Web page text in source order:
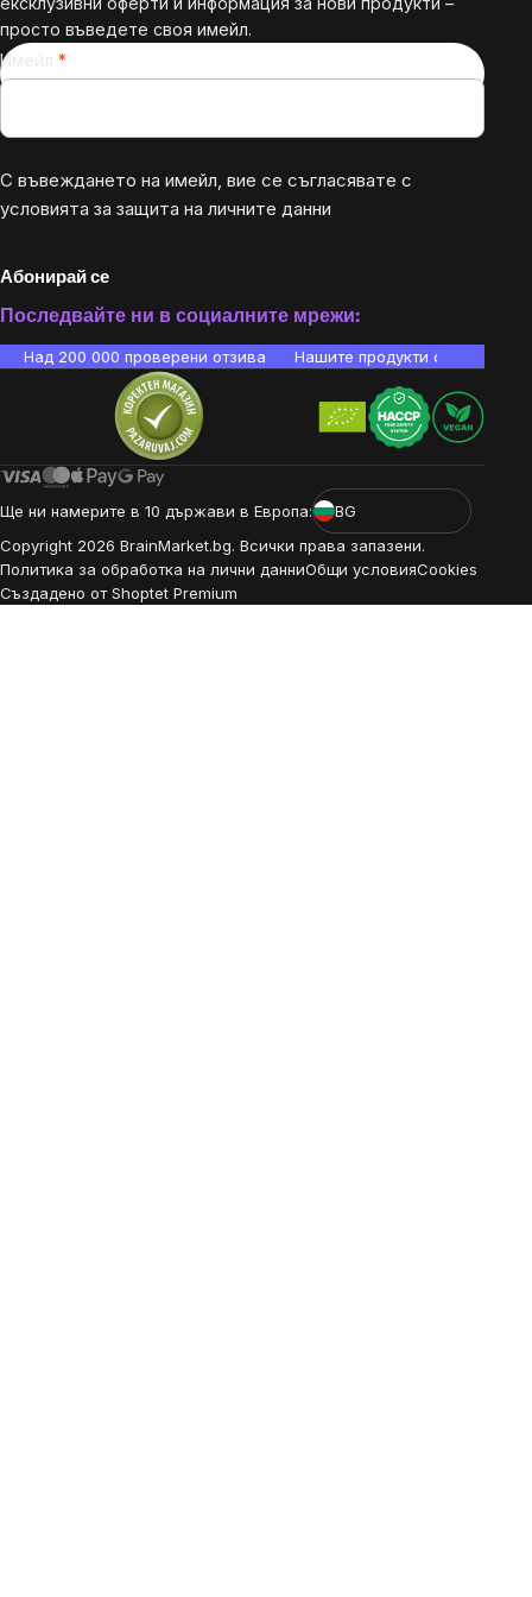
просто въведете своя имейл.
Имейл
С въвеждането на имейл, вие се съгласявате с
условията за защита на личните данни
Абонирай се
Последвайте ни в социалните мрежи:
Над 200 000 проверени отзива Нашите продукти са
Ще ни намерите в 10 държави в Европа:
BG
Copyright 2026 BrainMarket.bg. Всички права запазени.
Политика за обработка на лични данниОбщи условияCookies
Създадено от Shoptet Premium